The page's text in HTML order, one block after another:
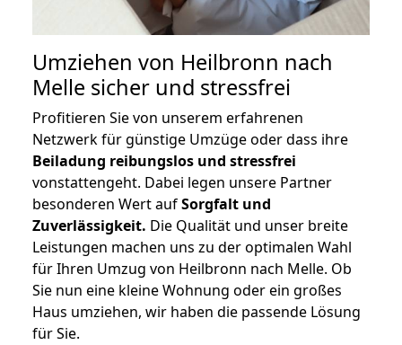
Umziehen von Heilbronn nach
Melle sicher und stressfrei
Profitieren Sie von unserem erfahrenen
Netzwerk für günstige Umzüge oder dass ihre
Beiladung reibungslos und stressfrei
vonstattengeht. Dabei legen unsere Partner
besonderen Wert aufSorgfalt und
Zuverlässigkeit. Die Qualität und unser breite
Leistungen machen uns zu der optimalen Wahl
für Ihren Umzug von Heilbronn nach Melle. Ob
Sie nun eine kleine Wohnung oder ein großes
Haus umziehen, wir haben die passende Lösung
für Sie.